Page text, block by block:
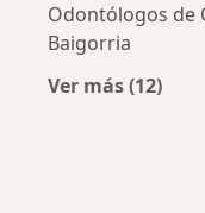
Odontólogos de
Baigorria
Ver más (12)